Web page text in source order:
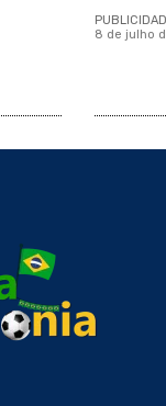
8 de julho